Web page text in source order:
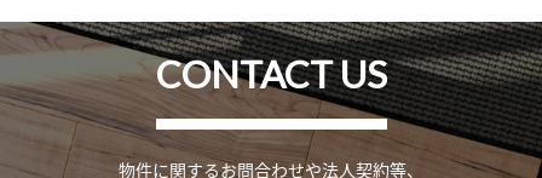
CONTACT US
物件に関するお問合わせや法人契約等、